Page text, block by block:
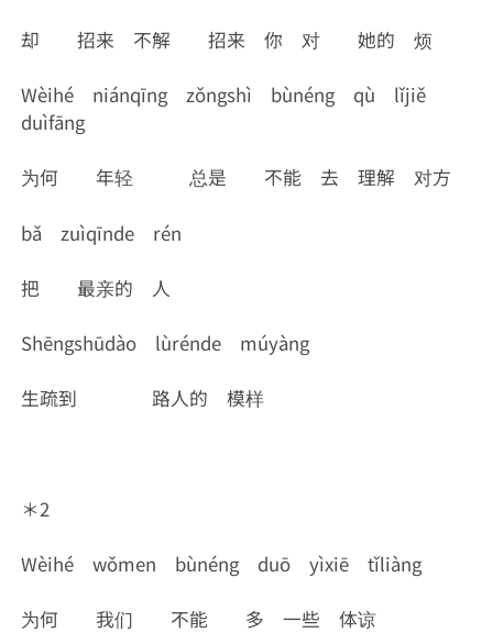
却 招来 不解 招来 你 对 她的 烦
Wèihé niánqīng zǒngshì bùnéng qù lǐjiě
duìfāng
为何 年轻 总是 不能 去 理解 对方
bǎ zuìqīnde rén
把 最亲的 人
Shēngshūdào lùrénde múyàng
生疏到 路人的 模样
＊2
Wèihé wǒmen bùnéng duō yìxiē tǐliàng
为何 我们 不能 多 一些 体谅